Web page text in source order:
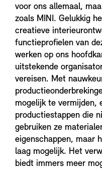
voor ons allemaal,
zoals MINI. Gelukkig
creatieve
functieprofielen van
werken op ons
uitstekende
vereisen. Met
mogelijk te vermijden,
productiestappen die
gebruiken ze
eigenschappen, maar
laag mogelijk. Het
biedt immers meer